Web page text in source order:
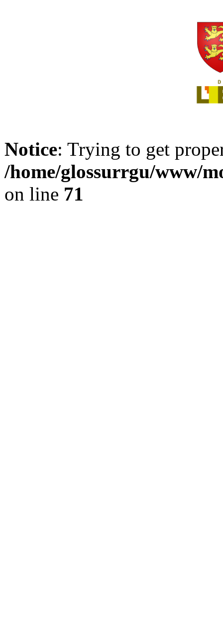
Notice: Trying to get
/home/glossurrgu/www/
on line 71